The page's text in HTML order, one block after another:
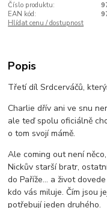
Číslo produktu:
EAN kód:
Hlídat cenu / dostupnost
Popis
Třetí díl Srdcerváčů,
Charlie dřív ani ve snu
ale teď spolu oficiálně
o tom svojí mámě.
Ale coming out není
Nickův starší bratr,
do Paříže… a život
kdo vás miluje. Čím jsou
potřebují jeden druhého.